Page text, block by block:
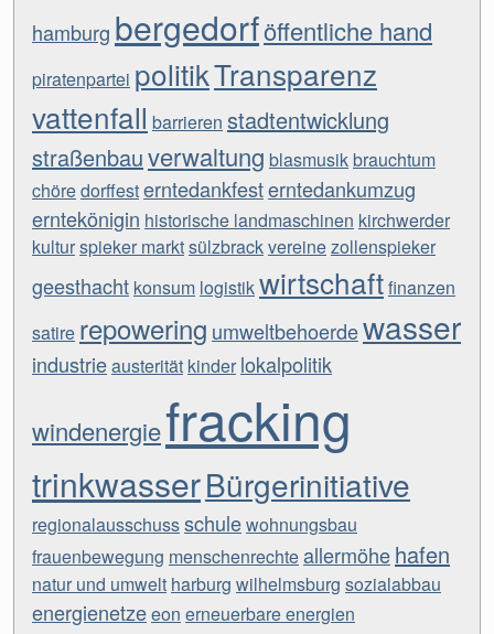
hamburg bergedorföffentliche hand
piratenpartei politikTransparenz
vattenfall barrieren stadtentwicklung
straßenbauverwaltung blasmusikbrauchtum
chöredorffesterntedankfesterntedankumzug
erntekönigin historische landmaschinen kirchwerder
kulturspieker marktsülzbrackvereinezollenspieker
geesthacht konsum logistikwirtschaftfinanzen
satire repowering umweltbehoerdewasser
industrieausterität kinder lokalpolitik
windenergiefracking
trinkwasserBürgerinitiative
regionalausschussschulewohnungsbau
frauenbewegung menschenrechteallermöhehafen
natur und umwelt harburg wilhelmsburg sozialabbau
energienetzeeon erneuerbare energien